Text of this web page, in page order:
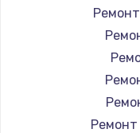
Ремонт